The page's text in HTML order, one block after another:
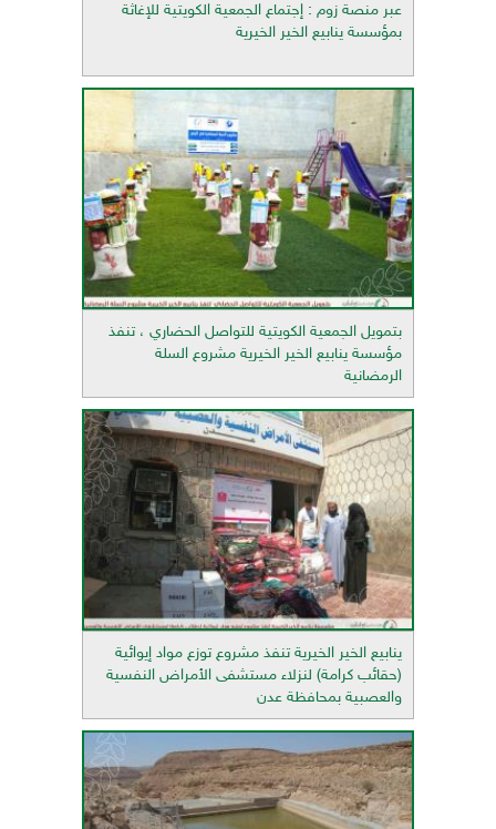
عبر منصة زوم : إجتماع الجمعية الكويتية للإغاثة
بمؤسسة ينابيع الخير الخيرية
بتمويل الجمعية الكويتية للتواصل الحضاري ، تنفذ
مؤسسة ينابيع الخير الخيرية مشروع السلة
الرمضانية
ينابيع الخير الخيرية تنفذ مشروع توزع مواد إيوائية
(حقائب كرامة) لنزلاء مستشفى الأمراض النفسية
والعصبية بمحافظة عدن